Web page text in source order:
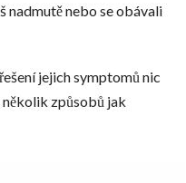
nadmutě nebo se obávali
jejich symptomů nic
způsobů jak